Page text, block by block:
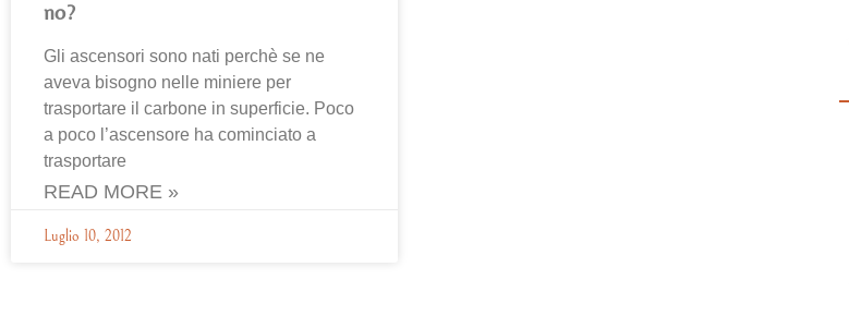
no?
Gli ascensori sono nati perchè se ne
aveva bisogno nelle miniere per
trasportare il carbone in superficie. Poco
a poco l’ascensore ha cominciato a
trasportare
READ MORE »
Luglio 10, 2012